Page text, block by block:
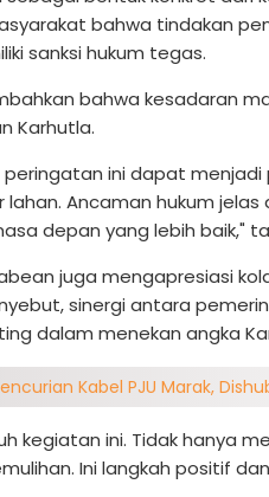
bahwa tindakan
sanksi hukum tegas.
bahwa kesadaran
Karhutla.
peringatan ini dapat
Ancaman hukum
depan yang lebih baik,"
juga mengapresiasi
sinergi antara
dalam menekan angka
Kabel PJU Marak,
kegiatan ini. Tidak hanya
Ini langkah positif